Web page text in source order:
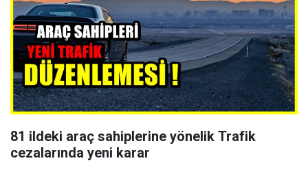
81 ildeki araç sahiplerine yönelik Trafik
cezalarında yeni karar